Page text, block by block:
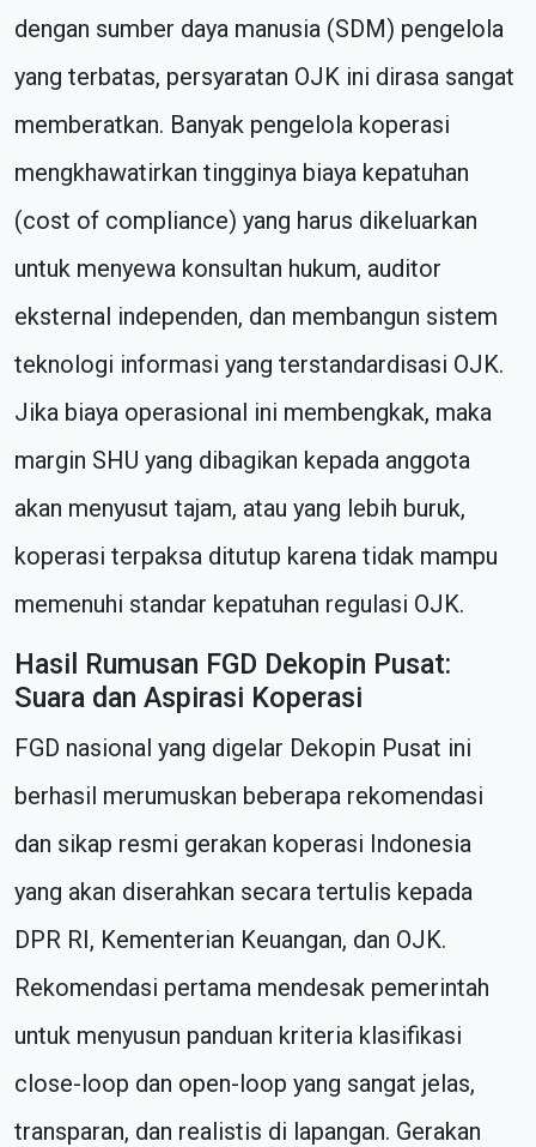
dengan sumber daya manusia (SDM) pengelola
yang terbatas, persyaratan OJK ini dirasa sangat
memberatkan. Banyak pengelola koperasi
mengkhawatirkan tingginya biaya kepatuhan
(cost of compliance) yang harus dikeluarkan
untuk menyewa konsultan hukum, auditor
eksternal independen, dan membangun sistem
teknologi informasi yang terstandardisasi OJK.
Jika biaya operasional ini membengkak, maka
margin SHU yang dibagikan kepada anggota
akan menyusut tajam, atau yang lebih buruk,
koperasi terpaksa ditutup karena tidak mampu
memenuhi standar kepatuhan regulasi OJK.
Hasil Rumusan FGD Dekopin Pusat:
Suara dan Aspirasi Koperasi
FGD nasional yang digelar Dekopin Pusat ini
berhasil merumuskan beberapa rekomendasi
dan sikap resmi gerakan koperasi Indonesia
yang akan diserahkan secara tertulis kepada
DPR RI, Kementerian Keuangan, dan OJK.
Rekomendasi pertama mendesak pemerintah
untuk menyusun panduan kriteria klasifikasi
close-loop dan open-loop yang sangat jelas,
transparan, dan realistis di lapangan. Gerakan